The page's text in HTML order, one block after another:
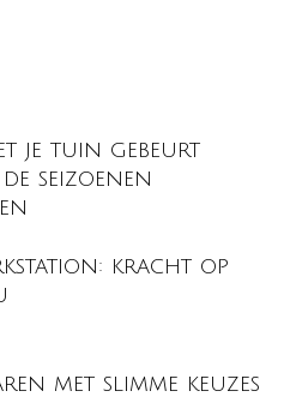
je tuin gebeurt
seizoenen
kracht op
met slimme keuzes